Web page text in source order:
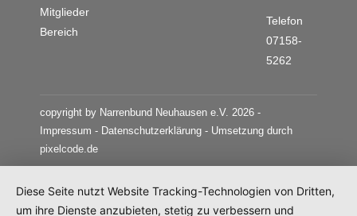
Mitglieder
Bereich
Telefon
07158-
5262
copyright by Narrenbund Neuhausen e.V. 2026 -
Impressum - Datenschutzerklärung - Umsetzung durch
pixelcode.de
Diese Seite nutzt Website Tracking-Technologien von Dritten,
um ihre Dienste anzubieten, stetig zu verbessern und